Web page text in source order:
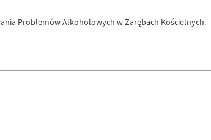
Problemów Alkoholowych w Zarębach Kościelnych.